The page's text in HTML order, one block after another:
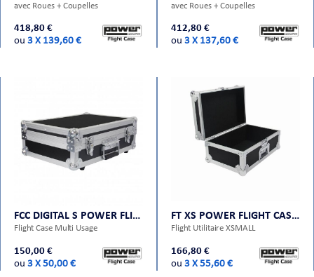
avec Roues + Coupelles
418,80 €
ou 3 X 139,60 €
avec Roues + Coupelles
412,80 €
ou 3 X 137,60 €
FCC DIGITAL S POWER FLIGHT CASES
Flight Case Multi Usage
150,00 €
ou 3 X 50,00 €
FT XS POWER FLIGHT CASES
Flight Utilitaire XSMALL
166,80 €
ou 3 X 55,60 €